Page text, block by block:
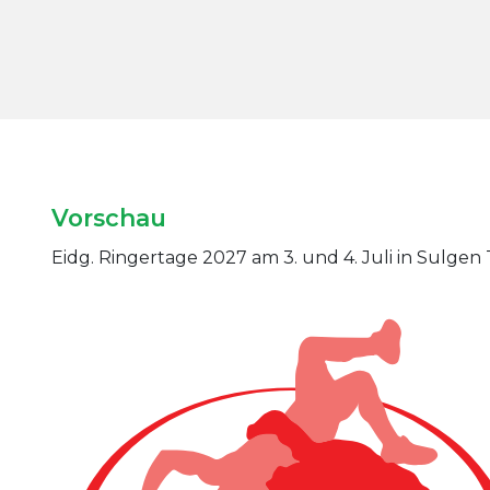
Vorschau
Eidg. Ringertage 2027 am 3. und 4. Juli in Sulgen